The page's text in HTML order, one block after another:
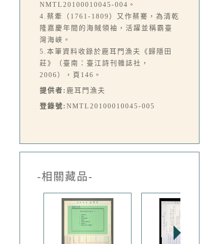
NMTL20100010045-004。
4.蔡牽（1761-1809）又作蔡騫，為清乾
隆嘉慶年間的海賊領袖，活躍並稱霸臺
灣海峽。
5.本筆資料收錄於鹿耳門漁夫《歸隱田
莊》（臺南：臺江詩刊雜誌社，
2006），頁146。
提供者: 鹿耳門漁夫
登錄號: NMTL20100010045-005
-相關藏品-